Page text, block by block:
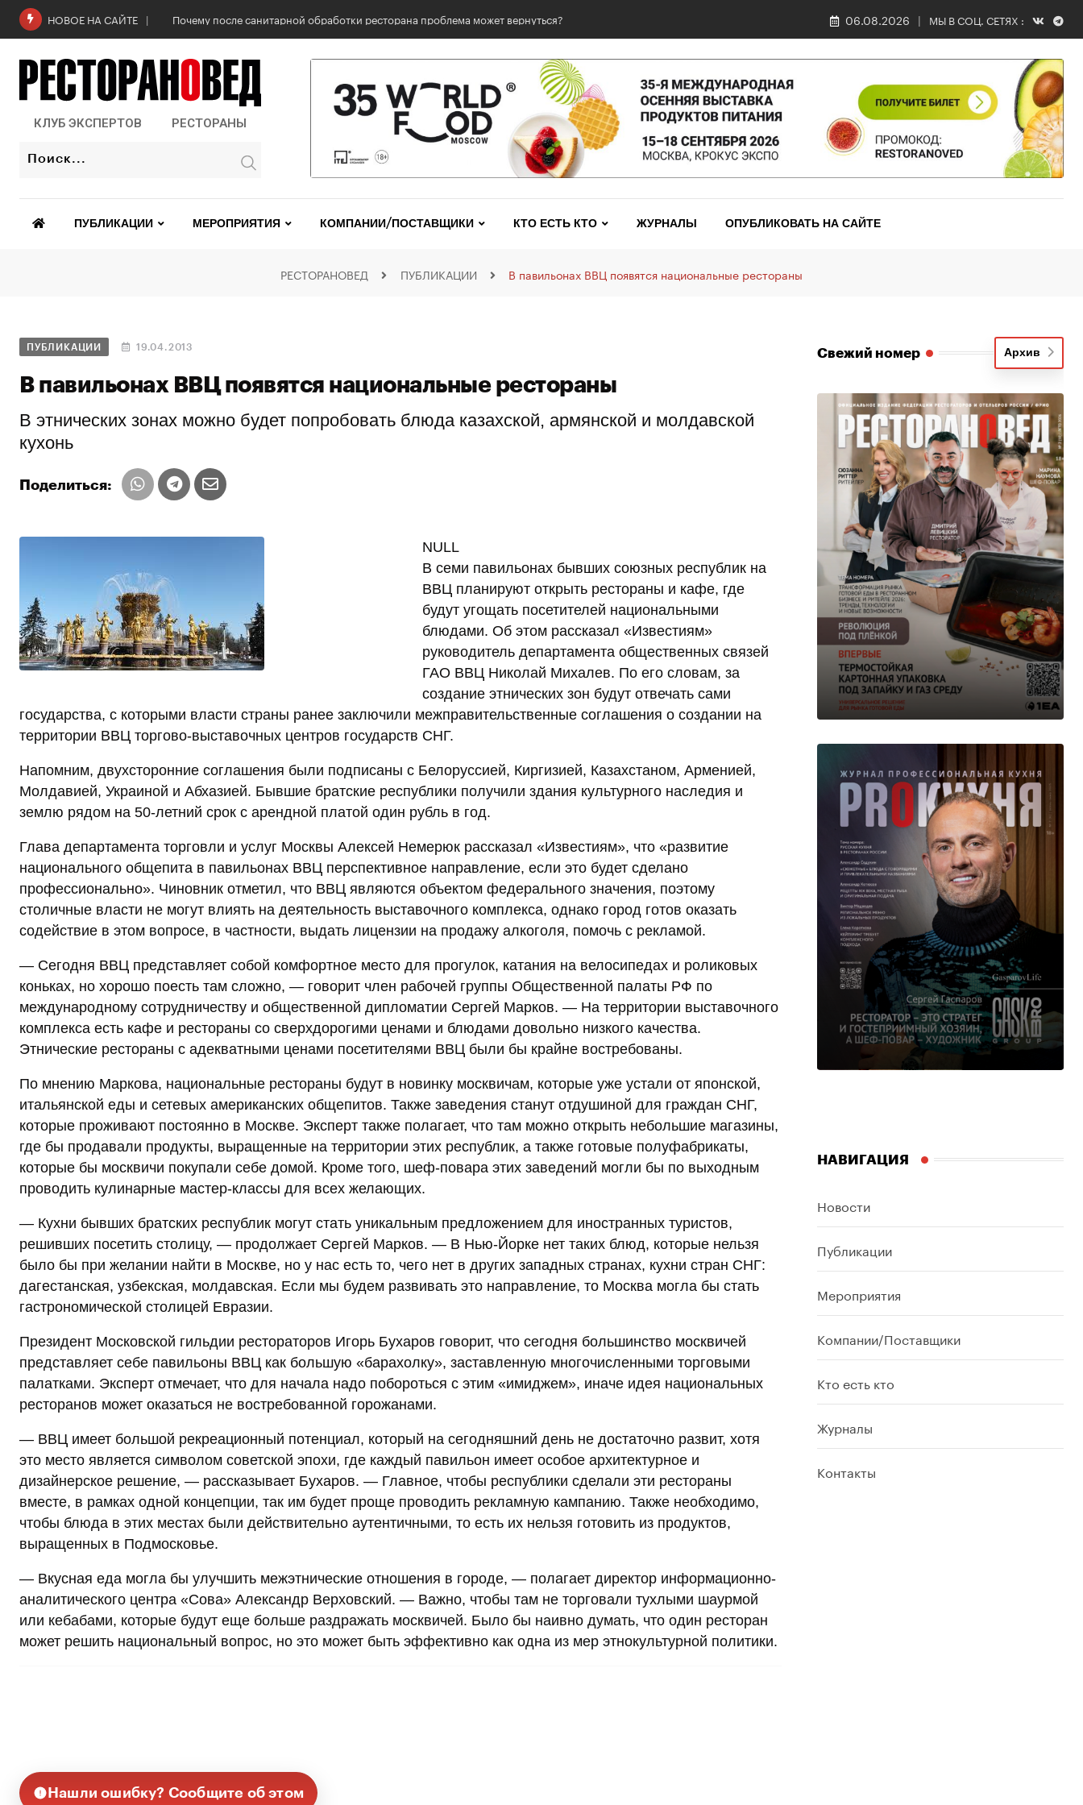
НОВОЕ НА САЙТЕ Почему после санитарной обработки ресторана проблема может вернуться? 06.08.2026 МЫ В СОЦ. СЕТЯХ :
КЛУБ ЭКСПЕРТОВ РЕСТОРАНЫ
ПУБЛИКАЦИИ МЕРОПРИЯТИЯ КОМПАНИИ/ПОСТАВЩИКИ КТО ЕСТЬ КТО ЖУРНАЛЫ ОПУБЛИКОВАТЬ НА САЙТЕ
РЕСТОРАНОВЕД ПУБЛИКАЦИИ В павильонах ВВЦ появятся национальные рестораны
ПУБЛИКАЦИИ 19.04.2013
В павильонах ВВЦ появятся национальные рестораны
В этнических зонах можно будет попробовать блюда казахской, армянской и молдавской
кухонь
Поделиться:
NULL
В семи павильонах бывших союзных республик на
ВВЦ планируют открыть рестораны и кафе, где
будут угощать посетителей национальными
блюдами. Об этом рассказал «Известиям»
руководитель департамента общественных связей
ГАО ВВЦ Николай Михалев. По его словам, за
создание этнических зон будут отвечать сами
государства, с которыми власти страны ранее заключили межправительственные соглашения о создании на
территории ВВЦ торгово-выставочных центров государств СНГ.
Напомним, двухсторонние соглашения были подписаны с Белоруссией, Киргизией, Казахстаном, Арменией,
Молдавией, Украиной и Абхазией. Бывшие братские республики получили здания культурного наследия и
землю рядом на 50-летний срок с арендной платой один рубль в год.
Глава департамента торговли и услуг Москвы Алексей Немерюк рассказал «Известиям», что «развитие
национального общепита в павильонах ВВЦ перспективное направление, если это будет сделано
профессионально». Чиновник отметил, что ВВЦ являются объектом федерального значения, поэтому
столичные власти не могут влиять на деятельность выставочного комплекса, однако город готов оказать
содействие в этом вопросе, в частности, выдать лицензии на продажу алкоголя, помочь с рекламой.
— Сегодня ВВЦ представляет собой комфортное место для прогулок, катания на велосипедах и роликовых
коньках, но хорошо поесть там сложно, — говорит член рабочей группы Общественной палаты РФ по
международному сотрудничеству и общественной дипломатии Сергей Марков. — На территории выставочного
комплекса есть кафе и рестораны со сверхдорогими ценами и блюдами довольно низкого качества.
Этнические рестораны с адекватными ценами посетителями ВВЦ были бы крайне востребованы.
По мнению Маркова, национальные рестораны будут в новинку москвичам, которые уже устали от японской,
итальянской еды и сетевых американских общепитов. Также заведения станут отдушиной для граждан СНГ,
которые проживают постоянно в Москве. Эксперт также полагает, что там можно открыть небольшие магазины,
где бы продавали продукты, выращенные на территории этих республик, а также готовые полуфабрикаты,
которые бы москвичи покупали себе домой. Кроме того, шеф-повара этих заведений могли бы по выходным
проводить кулинарные мастер-классы для всех желающих.
— Кухни бывших братских республик могут стать уникальным предложением для иностранных туристов,
решивших посетить столицу, — продолжает Сергей Марков. — В Нью-Йорке нет таких блюд, которые нельзя
было бы при желании найти в Москве, но у нас есть то, чего нет в других западных странах, кухни стран СНГ:
дагестанская, узбекская, молдавская. Если мы будем развивать это направление, то Москва могла бы стать
гастрономической столицей Евразии.
Президент Московской гильдии рестораторов Игорь Бухаров говорит, что сегодня большинство москвичей
представляет себе павильоны ВВЦ как большую «барахолку», заставленную многочисленными торговыми
палатками. Эксперт отмечает, что для начала надо побороться с этим «имиджем», иначе идея национальных
ресторанов может оказаться не востребованной горожанами.
— ВВЦ имеет большой рекреационный потенциал, который на сегодняшний день не достаточно развит, хотя
это место является символом советской эпохи, где каждый павильон имеет особое архитектурное и
дизайнерское решение, — рассказывает Бухаров. — Главное, чтобы республики сделали эти рестораны
вместе, в рамках одной концепции, так им будет проще проводить рекламную кампанию. Также необходимо,
чтобы блюда в этих местах были действительно аутентичными, то есть их нельзя готовить из продуктов,
выращенных в Подмосковье.
— Вкусная еда могла бы улучшить межэтнические отношения в городе, — полагает директор информационно-
аналитического центра «Сова» Александр Верховский. — Важно, чтобы там не торговали тухлыми шаурмой
или кебабами, которые будут еще больше раздражать москвичей. Было бы наивно думать, что один ресторан
может решить национальный вопрос, но это может быть эффективно как одна из мер этнокультурной политики.
Нашли ошибку? Сообщите об этом
Свежий номер Архив
НАВИГАЦИЯ
Новости
Публикации
Мероприятия
Компании/Поставщики
Кто есть кто
Журналы
Контакты